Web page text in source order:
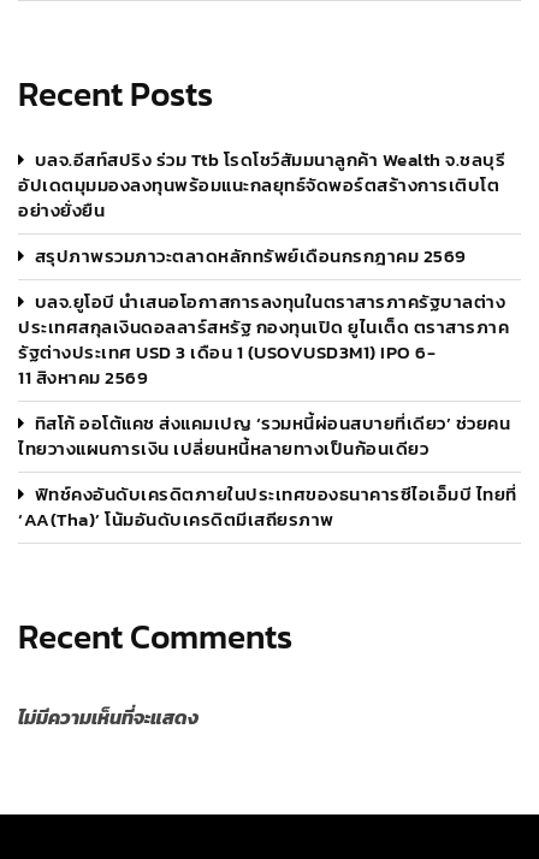
Recent Posts
บลจ.อีสท์สปริง ร่วม Ttb โรดโชว์สัมมนาลูกค้า Wealth จ.ชลบุรี
อัปเดตมุมมองลงทุนพร้อมแนะกลยุทธ์จัดพอร์ตสร้างการเติบโต
อย่างยั่งยืน
สรุปภาพรวมภาวะตลาดหลักทรัพย์เดือนกรกฎาคม 2569
บลจ.ยูโอบี นำเสนอโอกาสการลงทุนในตราสารภาครัฐบาลต่าง
ประเทศสกุลเงินดอลลาร์สหรัฐ กองทุนเปิด ยูไนเต็ด ตราสารภาค
รัฐต่างประเทศ USD 3 เดือน 1 (USOVUSD3M1) IPO 6-
11 สิงหาคม 2569
ทิสโก้ ออโต้แคช ส่งแคมเปญ ‘รวมหนี้ผ่อนสบายที่เดียว’ ช่วยคน
ไทยวางแผนการเงิน เปลี่ยนหนี้หลายทางเป็นก้อนเดียว
ฟิทช์คงอันดับเครดิตภายในประเทศของธนาคารซีไอเอ็มบี ไทยที่
‘AA(tha)’ โน้มอันดับเครดิตมีเสถียรภาพ
Recent Comments
ไม่มีความเห็นที่จะแสดง